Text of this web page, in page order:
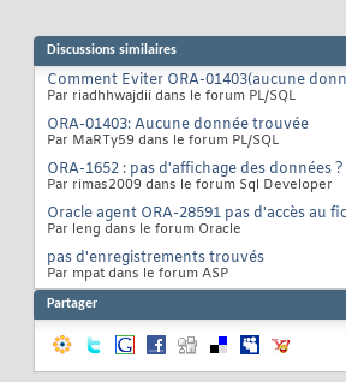
Discussions similaires
Comment Eviter ORA-01403(aucune
Par riadhhwajdii dans le forum PL/SQL
ORA-01403: Aucune donnée trouvée
Par MaRTy59 dans le forum PL/SQL
ORA-1652 : pas d'affichage des données ?
Par rimas2009 dans le forum Sql Developer
Oracle agent ORA-28591 pas d'accès au
Par leng dans le forum Oracle
pas d'enregistrements trouvés
Par mpat dans le forum ASP
Partager